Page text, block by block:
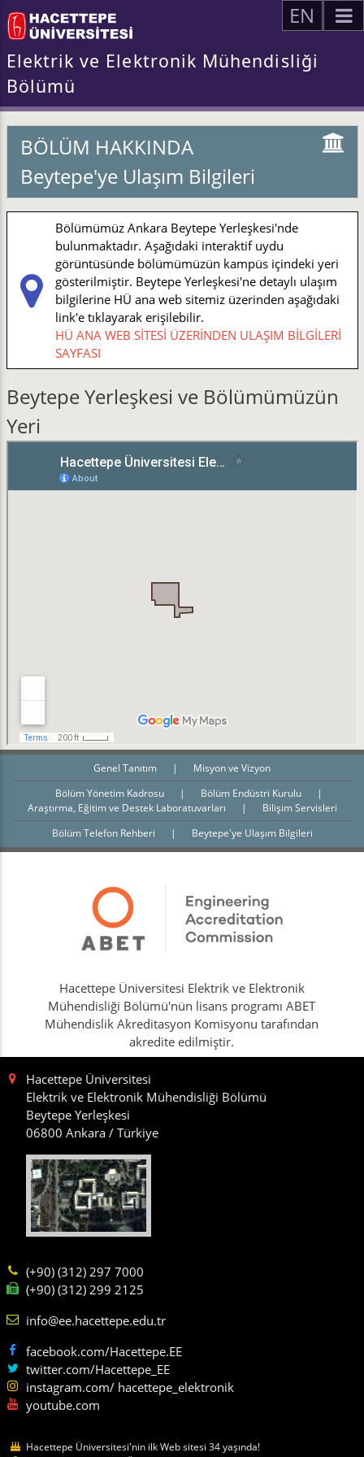
EN
Elektrik ve Elektronik Mühendisliği
Bölümü
BÖLÜM HAKKINDA
Beytepe'ye Ulaşım Bilgileri
Bölümümüz Ankara Beytepe Yerleşkesi'nde
bulunmaktadır. Aşağıdaki interaktif uydu
görüntüsünde bölümümüzün kampüs içindeki yeri
gösterilmiştir. Beytepe Yerleşkesi'ne detaylı ulaşım
bilgilerine HÜ ana web sitemiz üzerinden aşağıdaki
link'e tıklayarak erişilebilir.
HÜ ANA WEB SİTESİ ÜZERİNDEN ULAŞIM BİLGİLERİ
SAYFASI
Beytepe Yerleşkesi ve Bölümümüzün
Yeri
Genel Tanıtım |
Misyon ve Vizyon
Bölüm Yönetim Kadrosu
| Bölüm Endüstri Kurulu
|
Araştırma, Eğitim ve Destek Laboratuvarları
|
Bilişim Servisleri
Bölüm Telefon Rehberi
| Beytepe'ye Ulaşım Bilgileri
Hacettepe Üniversitesi Elektrik ve Elektronik
Mühendisliği Bölümü'nün lisans programı ABET
Mühendislik Akreditasyon Komisyonu tarafından
akredite edilmiştir.
Hacettepe Üniversitesi
Elektrik ve Elektronik Mühendisliği Bölümü
Beytepe Yerleşkesi
06800 Ankara / Türkiye
(+90) (312) 297 7000
(+90) (312) 299 2125
info@ee.hacettepe.edu.tr
facebook.com/Hacettepe.EE
twitter.com/Hacettepe_EE
instagram.com/ hacettepe_elektronik
youtube.com
Hacettepe Üniversitesi'nin ilk Web sitesi 34 yaşında!